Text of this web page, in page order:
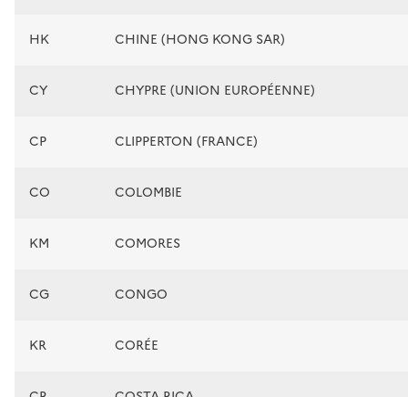
HK CHINE (HONG KONG SAR)
CY CHYPRE (UNION EUROPÉENNE)
CP CLIPPERTON (FRANCE)
CO COLOMBIE
KM COMORES
CG CONGO
KR CORÉE